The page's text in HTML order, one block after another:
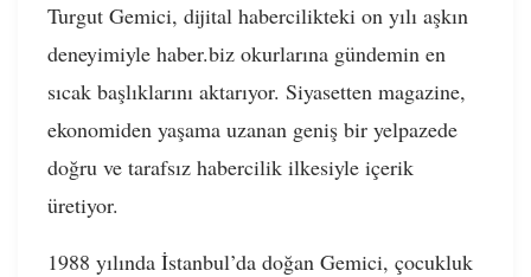
Turgut Gemici, dijital habercilikteki on yılı aşkın
deneyimiyle haber.biz okurlarına gündemin en
sıcak başlıklarını aktarıyor. Siyasetten magazine,
ekonomiden yaşama uzanan geniş bir yelpazede
doğru ve tarafsız habercilik ilkesiyle içerik
üretiyor.
1988 yılında İstanbul’da doğan Gemici, çocukluk